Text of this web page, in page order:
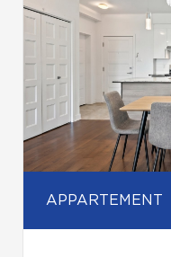
APPARTEMENT